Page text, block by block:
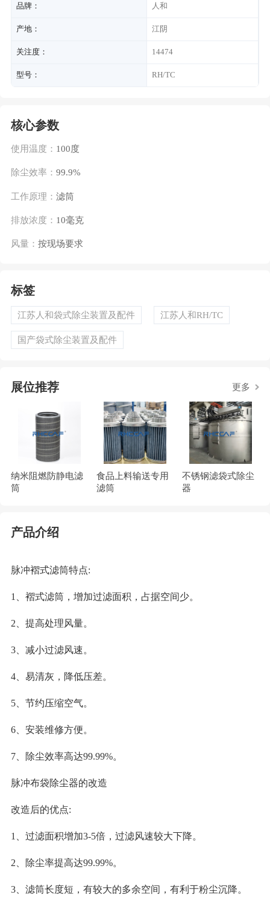
品牌： 人和
产地： 江阴
关注度： 14474
型号： RH/TC
核心参数
使用温度： 100度
除尘效率： 99.9%
工作原理： 滤筒
排放浓度： 10毫克
风量： 按现场要求
标签
江苏人和袋式除尘装置及配件 江苏人和RH/TC
国产袋式除尘装置及配件
展位推荐 更多
纳米阻燃防静电滤
筒
食品上料输送专用
滤筒
不锈钢滤袋式除尘
器
产品介绍
脉冲褶式滤筒特点:
1、褶式滤筒，增加过滤面积，占据空间少。
2、提高处理风量。
3、减小过滤风速。
4、易清灰，降低压差。
5、节约压缩空气。
6、安装维修方便。
7、除尘效率高达99.99%。
脉冲布袋除尘器的改造
改造后的优点:
1、过滤面积增加3-5倍，过滤风速较大下降。
2、除尘率提高达99.99%。
3、滤筒长度短，有较大的多余空间，有利于粉尘沉降。